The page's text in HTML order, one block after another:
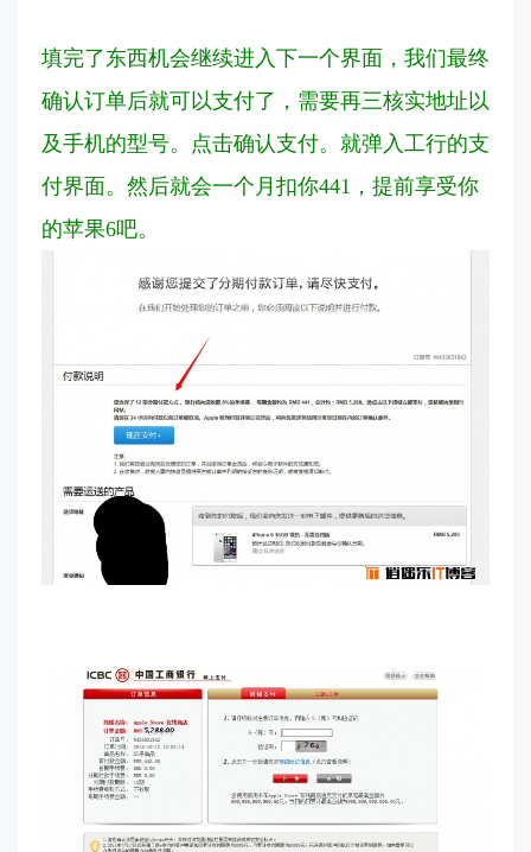
填完了东西机会继续进入下一个界面，我们最终
确认订单后就可以支付了，需要再三核实地址以
及手机的型号。点击确认支付。就弹入工行的支
付界面。然后就会一个月扣你441，提前享受你
的苹果6吧。